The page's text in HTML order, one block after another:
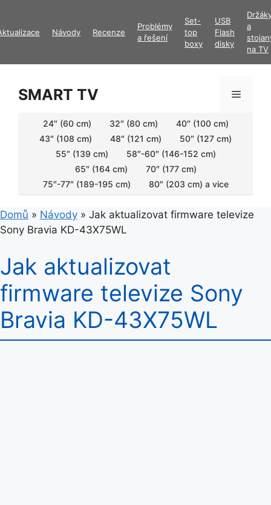
obsah
Návody Recenze
Problémy
a řešení
Set-
top
boxy
USB
Flash
disky
a
na TV
SMART TV Menu
24″ (60 cm) 32″ (80 cm)
40″ (100 cm)
43″ (108 cm)
48″ (121 cm)
50″ (127 cm)
55″ (139 cm)
58″-60″ (146-152 cm)
65″ (164 cm)
70″ (177 cm)
75″-77″ (189-195 cm)
80″ (203 cm) a vice
Domů » Návody » Jak aktualizovat firmware televize
Sony Bravia KD-43X75WL
Jak aktualizovat
firmware televize Sony
Bravia KD-43X75WL